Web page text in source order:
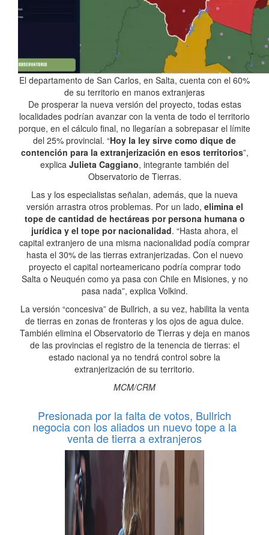
El departamento de San Carlos, en Salta, cuenta con el 60%
de su territorio en manos extranjeras
De prosperar la nueva versión del proyecto, todas estas
localidades podrían avanzar con la venta de todo el territorio
porque, en el cálculo final, no llegarían a sobrepasar el límite
del 25% provincial. “Hoy la ley sirve como dique de
contención para la extranjerización en esos territorios”,
explica Julieta Caggiano, integrante también del
Observatorio de Tierras.
Las y los especialistas señalan, además, que la nueva
versión arrastra otros problemas. Por un lado, elimina el
tope de cantidad de hectáreas por persona humana o
jurídica y el tope por nacionalidad. “Hasta ahora, el
capital extranjero de una misma nacionalidad podía comprar
hasta el 30% de las tierras extranjerizadas. Con el nuevo
proyecto el capital norteamericano podría comprar todo
Salta o Neuquén como ya pasa con Chile en Misiones, y no
pasa nada”, explica Volkind.
La versión “concesiva” de Bullrich, a su vez, habilita la venta
de tierras en zonas de fronteras y los ojos de agua dulce.
También elimina el Observatorio de Tierras y deja en manos
de las provincias el registro de la tenencia de tierras: el
estado nacional ya no tendrá control sobre la
extranjerización de su territorio.
MCM/CRM
Presionada por la falta de votos, Bullrich
negocia con los aliados un nuevo tope a la
venta de tierra a extranjeros